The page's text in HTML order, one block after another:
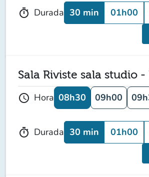
timer Durada 30 min 01h00
Sala Riviste sala studio
schedule Hora 08h30 09h00
timer Durada 30 min 01h00